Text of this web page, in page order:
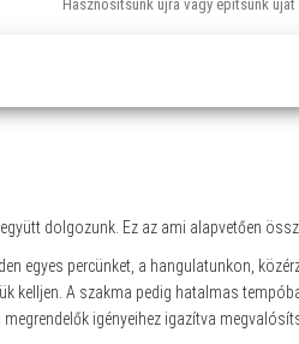
Hasznosítsunk újra vagy építsünk
dolgozunk. Ez az ami alapvetően
egyes percünket, a hangulatunkon,
kelljen. A szakma pedig hatalmas
igényeihez igazítva